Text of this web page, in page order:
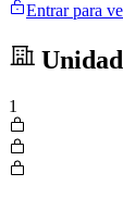
Entrar para
1